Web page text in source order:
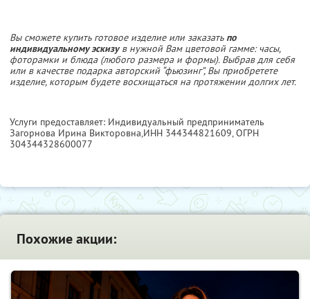
Вы сможете купить готовое изделие или заказать по
индивидуальному эскизув нужной Вам цветовой гамме: часы,
фоторамки и блюда (любого размера и формы). Выбрав для себя
или в качестве подарка авторский “фьюзинг”, Вы приобретете
изделие, которым будете восхищаться на протяжении долгих лет.
Услуги предоставляет: Индивидуальный предприниматель
Загорнова Ирина Викторовна,ИНН 344344821609, ОГРН
304344328600077
Похожие акции: